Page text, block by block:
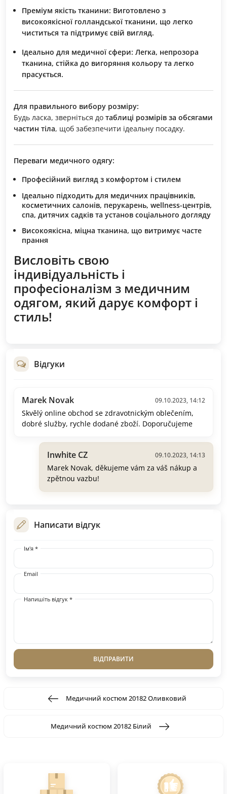
Преміум якість тканини: Виготовлено з
високоякісної голландської тканини, що легко
чиститься та підтримує свій вигляд.
Ідеально для медичної сфери: Легка, непрозора
тканина, стійка до вигоряння кольору та легко
прасується.
Для правильного вибору розміру:
Будь ласка, зверніться до таблиці розмірів за обсягами
частин тіла, щоб забезпечити ідеальну посадку.
Переваги медичного одягу:
Професійний вигляд з комфортом і стилем
Ідеально підходить для медичних працівників,
косметичних салонів, перукарень, wellness-центрів,
спа, дитячих садків та установ соціального догляду
Високоякісна, міцна тканина, що витримує часте
прання
Висловіть свою
індивідуальність і
професіоналізм з медичним
одягом, який дарує комфорт і
стиль!
Відгуки
Marek Novak 09.10.2023, 14:12
Skvělý online obchod se zdravotnickým oblečením,
dobré služby, rychle dodané zboží. Doporučujeme
Inwhite CZ 09.10.2023, 14:13
Marek Novak, děkujeme vám za váš nákup a
zpětnou vazbu!
Написати відгук
Ім'я *
Email
Напишіть відгук *
ВІДПРАВИТИ
Медичний костюм 20182 Оливковий
Медичний костюм 20182 Білий